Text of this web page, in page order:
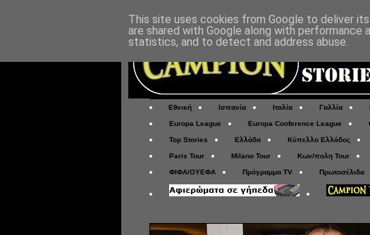
Εθνική Ισπανία Ιταλία Γαλλία
Europa League Europa Conference League
Top Stories Ελλάδα Κύπελλο Ελλάδος
Paris Tour Milano Tour Κων/πολη Tour
ΦΙΦΑ/ΟΥΕΦΑ Πρόγραμμα TV Πρωτοσέλιδα
This site uses cookies from Google to deliver
are shared with Google along with
statistics, and to detect and address abuse.